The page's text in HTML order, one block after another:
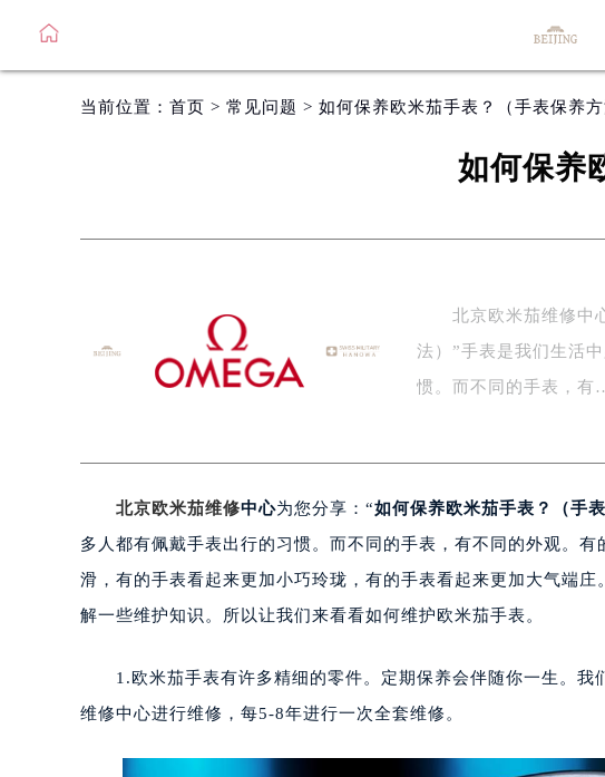
当前位置： 首页 > 常见问题 > 如何保养欧米茄手表？（手表保养方
如何保养
北京欧米茄维修中心
法）”手表是我们生活
惯。而不同的手表，有
北京欧米茄维修中心为您分享：“如何保养欧米茄手表？（手表
多人都有佩戴手表出行的习惯。而不同的手表，有不同的外观。
滑，有的手表看起来更加小巧玲珑，有的手表看起来更加大气端
解一些维护知识。所以让我们来看看如何维护欧米茄手表。
1.欧米茄手表有许多精细的零件。定期保养会伴随你一生。我
维修中心进行维修，每5-8年进行一次全套维修。